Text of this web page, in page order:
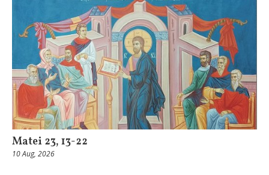
Matei 23, 13-22
10 Aug, 2026